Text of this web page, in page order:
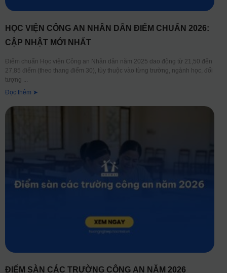
HỌC VIỆN CÔNG AN NHÂN DÂN ĐIỂM CHUẨN 2026:
CẬP NHẬT MỚI NHẤT
Điểm chuẩn Học viện Công an Nhân dân năm 2025 dao động từ 21,50 đến
27,85 điểm (theo thang điểm 30), tùy thuộc vào từng trường, ngành học, đối
tượng
Đọc thêm ➤
ĐIỂM SÀN CÁC TRƯỜNG CÔNG AN NĂM 2026